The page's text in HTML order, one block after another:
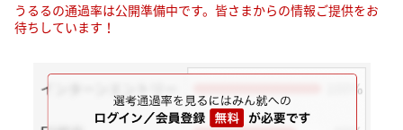
うるるの通過率は公開準備中です。皆さまからの情報ご提供をお
待ちしています！